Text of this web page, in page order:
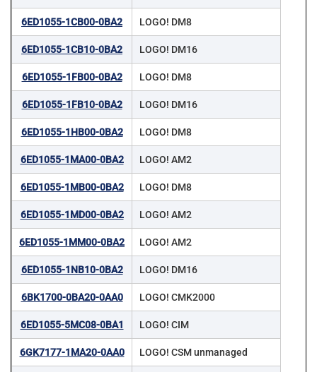
6ED1055-1CB00-0BA2 LOGO! DM8
6ED1055-1CB10-0BA2 LOGO! DM16
6ED1055-1FB00-0BA2 LOGO! DM8
6ED1055-1FB10-0BA2 LOGO! DM16
6ED1055-1HB00-0BA2 LOGO! DM8
6ED1055-1MA00-0BA2 LOGO! AM2
6ED1055-1MB00-0BA2 LOGO! DM8
6ED1055-1MD00-0BA2 LOGO! AM2
6ED1055-1MM00-0BA2 LOGO! AM2
6ED1055-1NB10-0BA2 LOGO! DM16
6BK1700-0BA20-0AA0 LOGO! CMK2000
6ED1055-5MC08-0BA1 LOGO! CIM
6GK7177-1MA20-0AA0 LOGO! CSM unmanaged